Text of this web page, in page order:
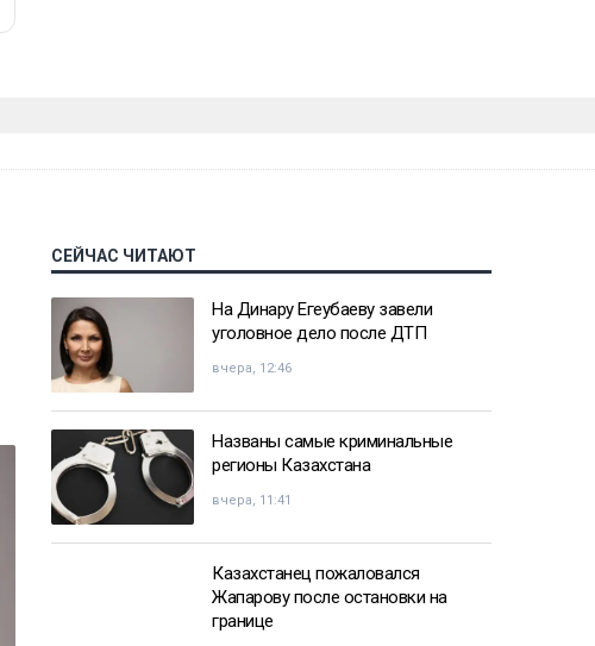
СЕЙЧАС ЧИТАЮТ
На Динару Егеубаеву завели
уголовное дело после ДТП
вчера, 12:46
Названы самые криминальные
регионы Казахстана
вчера, 11:41
Казахстанец пожаловался
Жапарову после остановки на
границе